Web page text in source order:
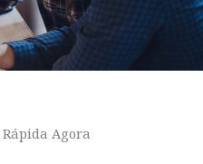
Agora